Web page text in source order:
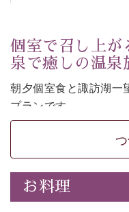
個室で召し上が
泉で癒しの温泉
朝夕個室食と諏訪湖一
プランです。
諏訪湖を眺めながら幽
-----------【安心への取
個室料亭、貸切風呂
滞在いただけるよう
お料理